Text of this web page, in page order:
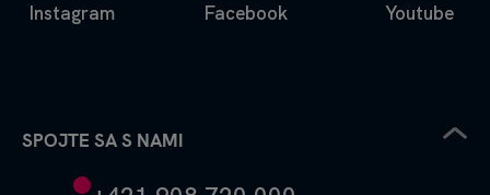
Facebook
Instagram Youtube
SPOJTE SA S NAMI